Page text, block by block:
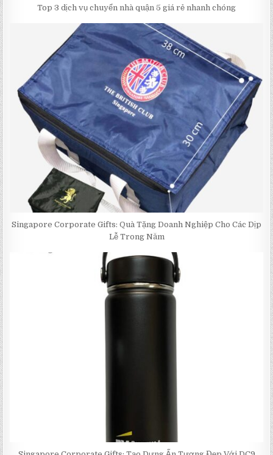
Top 3 dịch vụ chuyển nhà quận 5 giá rẻ nhanh chóng
Singapore Corporate Gifts: Quà Tặng Doanh Nghiệp Cho Các Dịp
Lễ Trong Năm